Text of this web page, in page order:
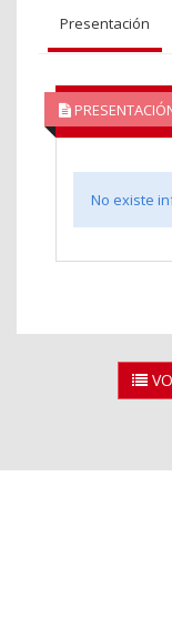
Presentación
No existe